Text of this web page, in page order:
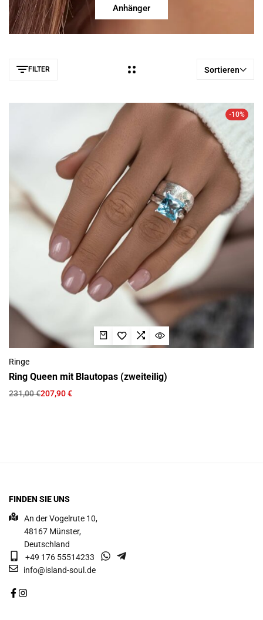
Anhänger
FILTER Sortieren
-10%
Ringe
Ring Queen mit Blautopas (zweiteilig)
231,00€207,90€
FINDEN SIE UNS
An der Vogelrute 10,
48167 Münster,
Deutschland
+49 176 55514233
info@island-soul.de